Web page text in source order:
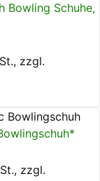
Bowling Schuhe,
zzgl.
zzgl.